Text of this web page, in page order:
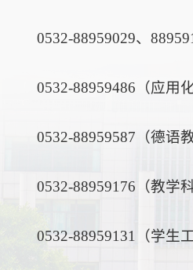
0532-88959029、
0532-88959486（应用
0532-88959587（德语
0532-88959176（教学
0532-88959131（学生